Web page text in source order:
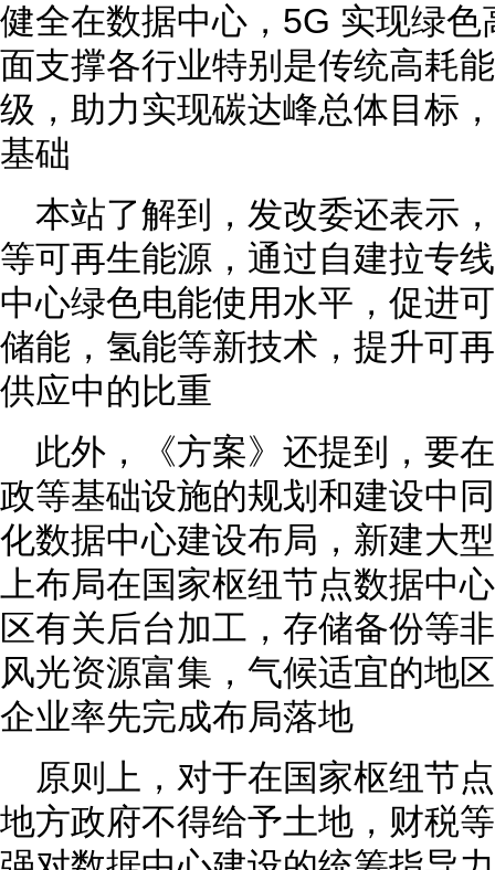
健全在数据中心，5G 实现绿
面支撑各行业特别是传统高耗
级，助力实现碳达峰总体目标
基础
本站了解到，发改委还表示
等可再生能源，通过自建拉专
中心绿色电能使用水平，促进
储能，氢能等新技术，提升可
供应中的比重
此外，《方案》还提到，要
政等基础设施的规划和建设中
化数据中心建设布局，新建大
上布局在国家枢纽节点数据中
区有关后台加工，存储备份等
风光资源富集，气候适宜的地
企业率先完成布局落地
原则上，对于在国家枢纽节
地方政府不得给予土地，财税